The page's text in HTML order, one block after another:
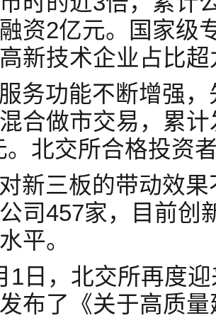
资2亿元。国家级
新技术企业占比
务功能不断增强
合做市交易，累
。北交所合格投资
新三板的带动效
司457家，目前创
平。
1日，北交所再度
布了《关于高质